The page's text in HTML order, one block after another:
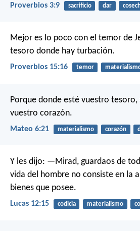
Proverbios 3:9 sacrificio dar
Mejor es lo poco con el temor de
tesoro donde hay turbación.
Proverbios 15:16 temor
Porque donde esté vuestro
vuestro corazón.
Mateo 6:21 materialismo corazón
Y les dijo: —Mirad, guardaos de
vida del hombre no consiste en la
bienes que posee.
Lucas 12:15 codicia materialismo